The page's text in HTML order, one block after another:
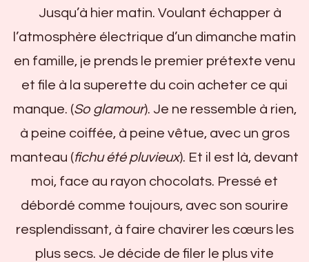
Jusqu’à hier matin. Voulant échapper à
l’atmosphère électrique d’un dimanche matin
en famille, je prends le premier prétexte venu
et file à la superette du coin acheter ce qui
manque. (So glamour). Je ne ressemble à rien,
à peine coiffée, à peine vêtue, avec un gros
manteau (fichu été pluvieux). Et il est là, devant
moi, face au rayon chocolats. Pressé et
débordé comme toujours, avec son sourire
resplendissant, à faire chavirer les cœurs les
plus secs. Je décide de filer le plus vite